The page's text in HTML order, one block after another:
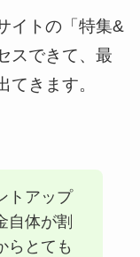
イトの「特集&
スできて、最
きます。
トアップ
自体が割
らとても